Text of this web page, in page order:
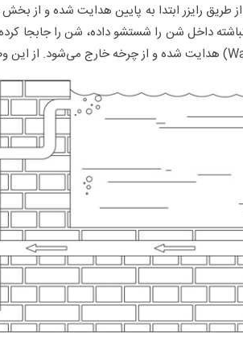
طریق رایزر ابتدا به پایین هدایت شده و از
داخل شن را شستشو داده، شن را جابجا